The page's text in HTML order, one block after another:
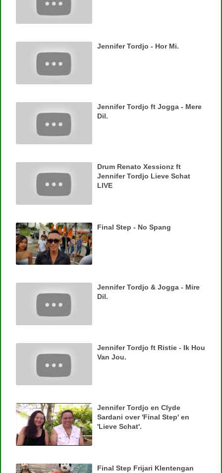
Jennifer Tordjo - Hor Mi.
Jennifer Tordjo ft Jogga - Mere
Dil.
Drum Renato Xessionz ft
Jennifer Tordjo Lieve Schat
LIVE
Final Step - No Spang
Jennifer Tordjo & Jogga - Mire
Dil.
Jennifer Tordjo ft Ristie - Ik Hou
Van Jou.
Jennifer Tordjo en Clyde
Sardani over 'Final Step' en
'Lieve Schat'.
Final Step Frijari Klentengan